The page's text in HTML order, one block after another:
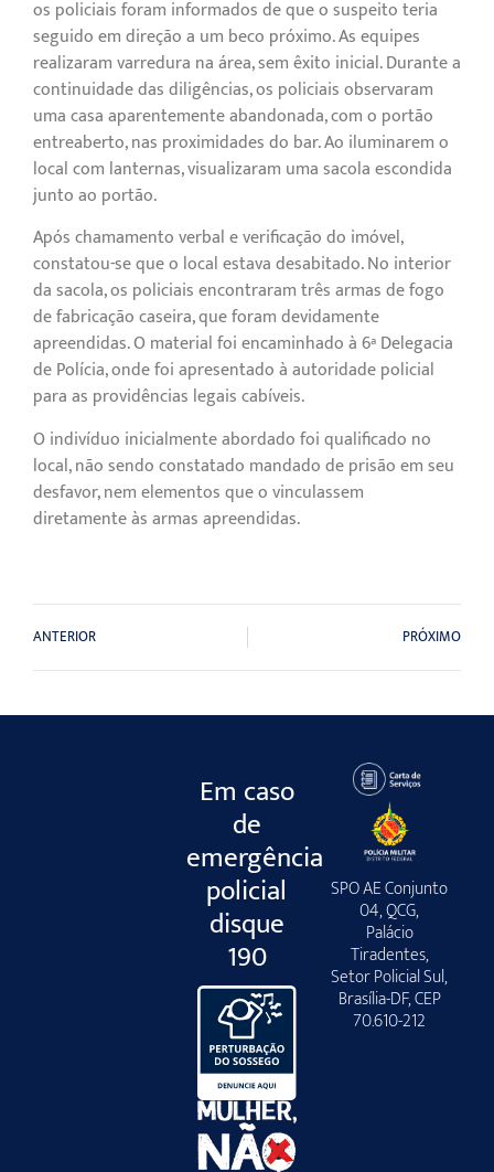
os policiais foram informados de que o suspeito teria
seguido em direção a um beco próximo. As equipes
realizaram varredura na área, sem êxito inicial. Durante a
continuidade das diligências, os policiais observaram
uma casa aparentemente abandonada, com o portão
entreaberto, nas proximidades do bar. Ao iluminarem o
local com lanternas, visualizaram uma sacola escondida
junto ao portão.
Após chamamento verbal e verificação do imóvel,
constatou-se que o local estava desabitado. No interior
da sacola, os policiais encontraram três armas de fogo
de fabricação caseira, que foram devidamente
apreendidas. O material foi encaminhado à 6ª Delegacia
de Polícia, onde foi apresentado à autoridade policial
para as providências legais cabíveis.
O indivíduo inicialmente abordado foi qualificado no
local, não sendo constatado mandado de prisão em seu
desfavor, nem elementos que o vinculassem
diretamente às armas apreendidas.
ANTERIOR PRÓXIMO
Em caso
de
emergência
policial
disque
190
SPO AE Conjunto
04, QCG,
Palácio
Tiradentes,
Setor Policial Sul,
Brasília-DF, CEP
70.610-212